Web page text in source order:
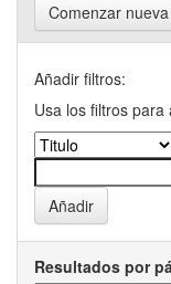
Comenzar
Añadir filtros:
Usa los filtros
Resultados por